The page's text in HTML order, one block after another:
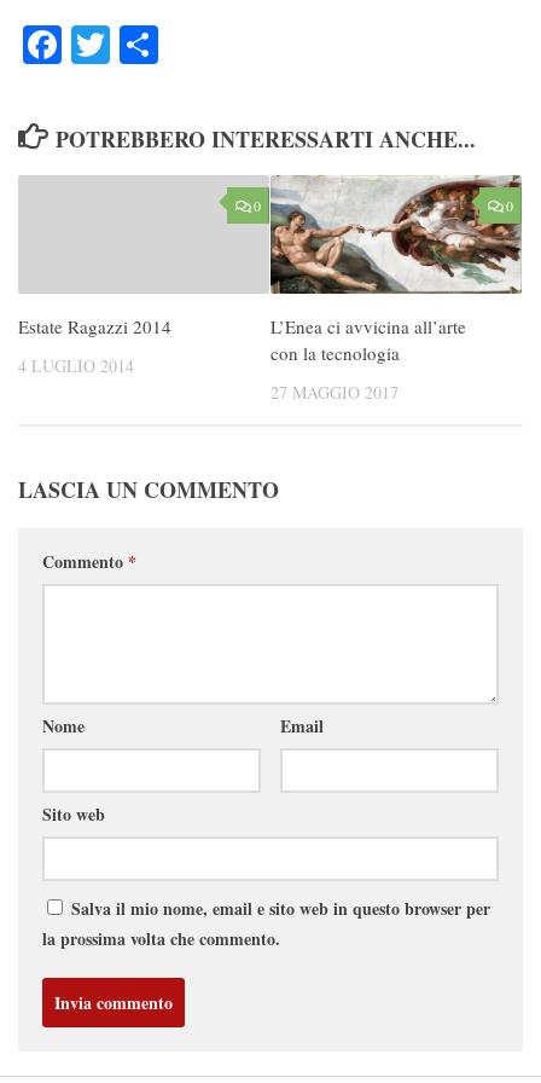
FacebookTwitter
POTREBBERO INTERESSARTI ANCHE...
0
Estate Ragazzi 2014
4 LUGLIO 2014
0
L’Enea ci avvicina all’arte
con la tecnologia
27 MAGGIO 2017
LASCIA UN COMMENTO
Commento *
Nome Email
Sito web
Salva il mio nome, email e sito web in questo browser per
la prossima volta che commento.